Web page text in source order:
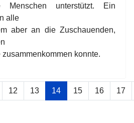
Menschen unterstützt. Ein
alle
aber an die Zuschauenden,
konnte.
12 13 14 15 16 17